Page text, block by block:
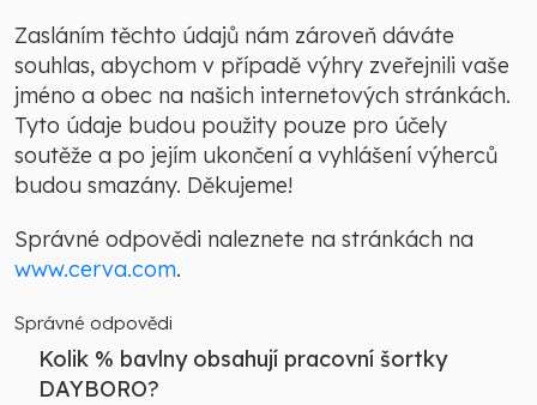
Zasláním těchto údajů nám zároveň dáváte
souhlas, abychom v případě výhry zveřejnili vaše
jméno a obec na našich internetových stránkách.
Tyto údaje budou použity pouze pro účely
soutěže a po jejím ukončení a vyhlášení výherců
budou smazány. Děkujeme!
Správné odpovědi naleznete na stránkách na
www.cerva.com.
Správné odpovědi
Kolik % bavlny obsahují pracovní šortky
DAYBORO?